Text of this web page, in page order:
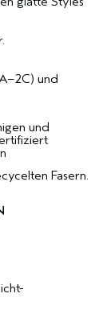
und
und
Fasern.